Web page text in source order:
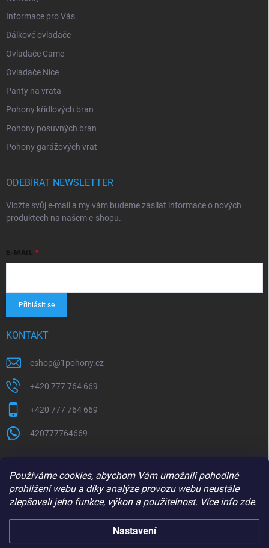
Používáme cookies, abychom Vám umožnili pohodlné
prohlížení webu a díky analýze provozu webu neustále
zlepšovali jeho funkce, výkon a použitelnost. Více infozde.
Nastavení
Informace pro Vás
Dálkové ovladače
Ovladače Came
Ovladače Nice
Panty na vrata
Pohony křídlových bran
Pohony posuvných bran
Pohony garážových vrat
ODEBÍRAT NEWSLETTER
Vložte svůj e-mail a my vám budeme zasílat informace o nových
produktech na našem e-shopu.
E-MAIL
Přihlásit se
KONTAKT
eshop@1pohony.cz
+420 777 764 669
+420 777 764 669
420777764669